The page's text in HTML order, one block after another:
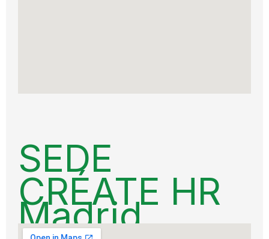
SEDE
CRÉATE HR
Madrid